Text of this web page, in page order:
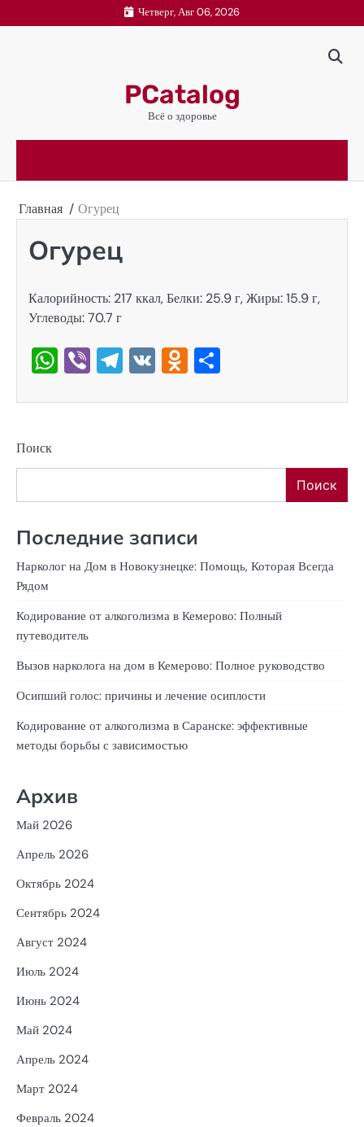
к
Четверг, Авг 06, 2026
PCatalog
Всё о здоровье
Главная Огурец
Огурец
Калорийность: 217 ккал, Белки: 25.9 г, Жиры: 15.9 г,
Углеводы: 70.7 г
WhatsApp
ViberTelegram
VKOdnoklassniki
Поиск
Поиск
Последние записи
Нарколог на Дом в Новокузнецке: Помощь, Которая Всегда
Рядом
Кодирование от алкоголизма в Кемерово: Полный
путеводитель
Вызов нарколога на дом в Кемерово: Полное руководство
Осипший голос: причины и лечение осиплости
Кодирование от алкоголизма в Саранске: эффективные
методы борьбы с зависимостью
Архив
Май 2026
Апрель 2026
Октябрь 2024
Сентябрь 2024
Август 2024
Июль 2024
Июнь 2024
Май 2024
Апрель 2024
Март 2024
Февраль 2024